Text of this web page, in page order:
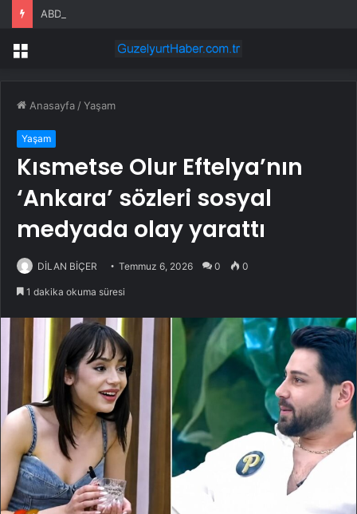
ABD, UFO arşivlerinden yeni bir dosya paketi yayınladı
Menü
Anasayfa /Yaşam
Yaşam
Kısmetse Olur Eftelya’nın
‘Ankara’ sözleri sosyal
medyada olay yarattı
DİLAN BİÇER Temmuz 6, 2026 0 0
1 dakika okuma süresi